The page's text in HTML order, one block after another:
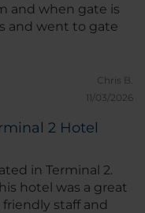
and when gate is
and went to gate
Chris B.
11/03/2026
2 Hotel
in Terminal 2.
hotel was a great
staff and